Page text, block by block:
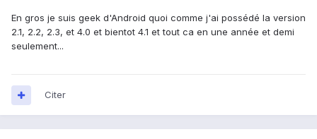
En gros je suis geek d'Android quoi comme j'ai possédé la version
2.1, 2.2, 2.3, et 4.0 et bientot 4.1 et tout ca en une année et demi
seulement...
Citer